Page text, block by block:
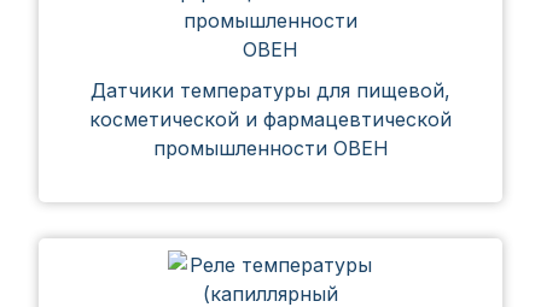
Датчики температуры для пищевой,
косметической и фармацевтической
промышленности ОВЕН